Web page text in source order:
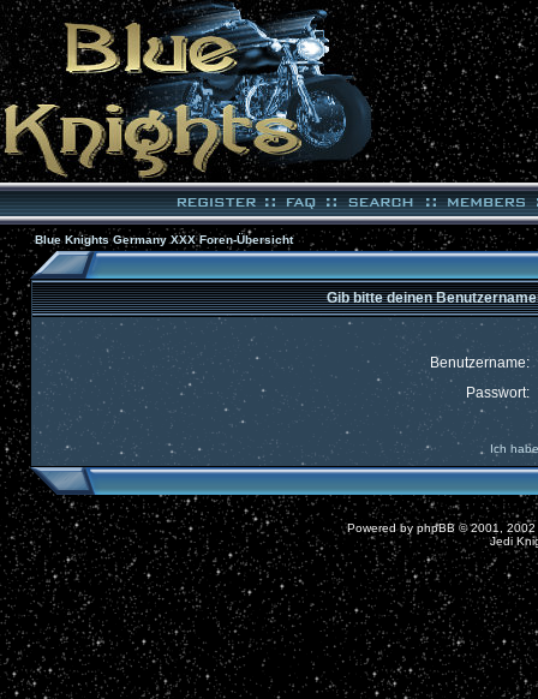
Blue Knights Germany XXX Foren-Übersicht
Gib bitte deinen
Benutzername:
Passwort:
Ich
Powered by phpBB© 2001, 2002
Jedi